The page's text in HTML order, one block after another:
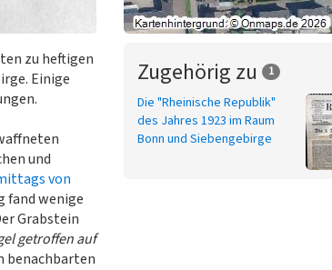
zu heftigen
Einige
und
von
fand wenige
Grabstein
getroffen auf
benachbarten
Zugehörig zu 1
Die "Rheinische Republik"
des Jahres 1923 im Raum
Bonn und Siebengebirge